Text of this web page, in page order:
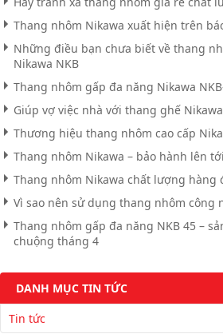
Thang nhôm Nikawa xuất hiện trên
Những điều bạn chưa biết về thang
Nikawa NKB
Thang nhôm gấp đa năng Nikawa
Giúp vợ việc nhà với thang ghế
Thương hiệu thang nhôm cao cấp
Thang nhôm Nikawa – bảo hành lên
Thang nhôm Nikawa chất lượng hàng
Vì sao nên sử dụng thang nhôm công
Thang nhôm gấp đa năng NKB 45 –
chuộng tháng 4
DANH MỤC TIN TỨC
Tin tức